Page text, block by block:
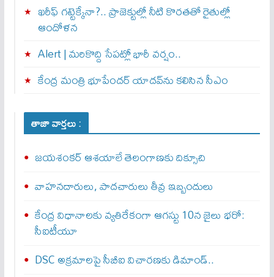
ఖరీఫ్ గట్టెక్కేనా?.. ప్రాజెక్టుల్లో నీటి కొరతతో రైతుల్లో
ఆందోళన
Alert | మ‌రికొద్ది సేప‌ట్లో భారీ వ‌ర్షం..
కేంద్ర మంత్రి భూపేందర్ యాదవ్‌ను కలిసిన సీఎం
తాజా వార్తలు :
జయశంకర్ ఆశయాలే తెలంగాణకు దిక్సూచి
వాహనదారులు, పాదచారులు తీవ్ర ఇబ్బందులు
కేంద్ర విధానాలకు వ్యతిరేకంగా ఆగస్టు 10న జైలు భరో:
సీఐటీయూ
DSC అక్రమాలపై సీబీఐ విచారణకు డిమాండ్..